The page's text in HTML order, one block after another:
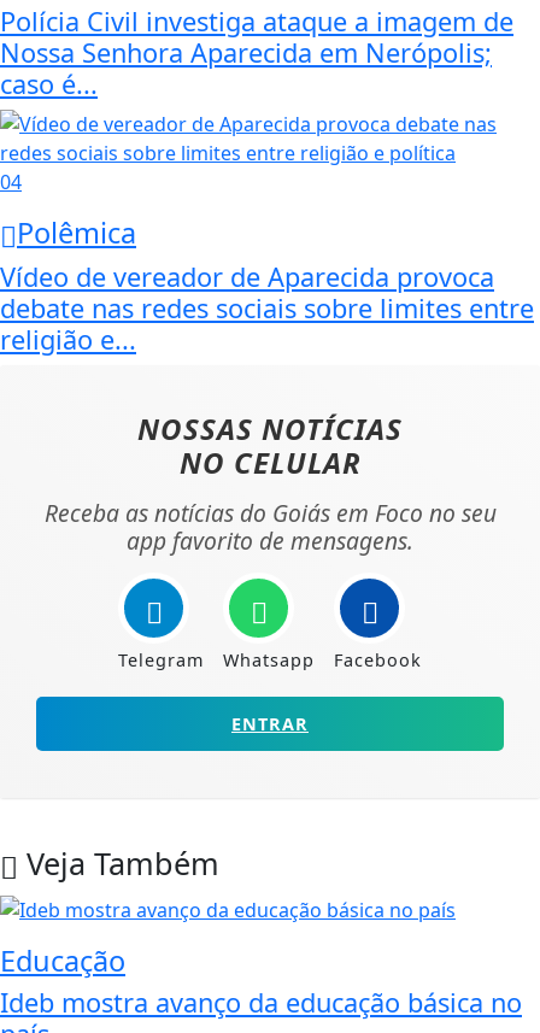
Polícia Civil investiga ataque a imagem de
Nossa Senhora Aparecida em Nerópolis;
caso é...
04
Polêmica
Vídeo de vereador de Aparecida provoca
debate nas redes sociais sobre limites entre
religião e...
NOSSAS NOTÍCIAS
NO CELULAR
Receba as notícias do Goiás em Foco no seu
app favorito de mensagens.
Telegram Whatsapp Facebook
ENTRAR
Veja Também
Educação
Ideb mostra avanço da educação básica no